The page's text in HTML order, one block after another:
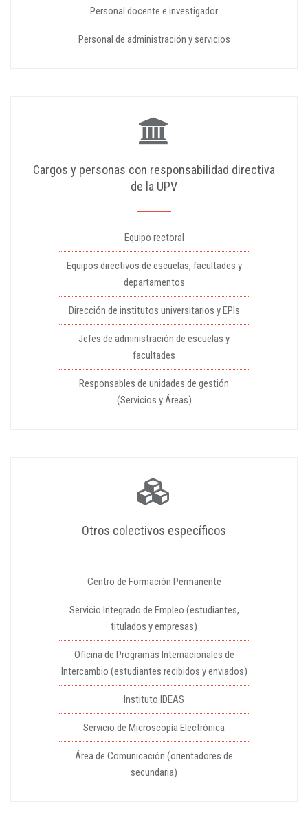
Personal docente e investigador
Personal de administración y servicios
Cargos y personas con responsabilidad directiva
de la UPV
Equipo rectoral
Equipos directivos de escuelas, facultades y
departamentos
Dirección de institutos universitarios y EPIs
Jefes de administración de escuelas y
facultades
Responsables de unidades de gestión
(Servicios y Áreas)
Otros colectivos específicos
Centro de Formación Permanente
Servicio Integrado de Empleo (estudiantes,
titulados y empresas)
Oficina de Programas Internacionales de
Intercambio (estudiantes recibidos y enviados)
Instituto IDEAS
Servicio de Microscopía Electrónica
Área de Comunicación (orientadores de
secundaria)